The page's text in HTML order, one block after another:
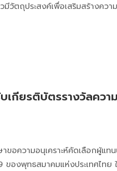
ตถุประสงค์เพื่อเสริมสร้างควา
เกียรติบัตรรางวัลคว
ขอความอนุเคราะห์คัดเลือกผู้แ
ของพุทธสมาคมแห่งประเทศไท